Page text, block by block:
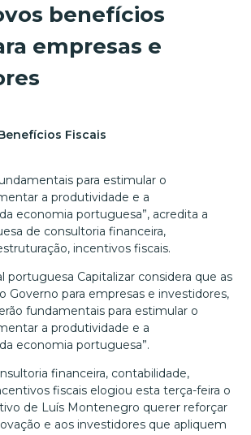
benefícios
empresas e
Fiscais
para estimular o
a produtividade e a
economia portuguesa”, acredita a
de consultoria financeira,
incentivos fiscais.
portuguesa Capitalizar considera que as
Governo para empresas e investidores,
fundamentais para estimular o
a produtividade e a
economia portuguesa”.
financeira, contabilidade,
fiscais elogiou esta terça-feira o
de Luís Montenegro querer reforçar
e aos investidores que apliquem